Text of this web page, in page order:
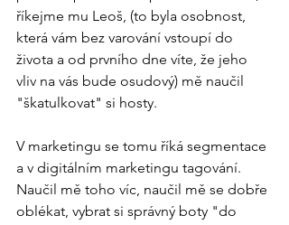
říkejme mu Leoš, (to byla osobnost,
která vám bez varování vstoupí do
života a od prvního dne víte, že jeho
vliv na vás bude osudový) mě naučil
"škatulkovat" si hosty.
V marketingu se tomu říká segmentace
a v digitálním marketingu tagování.
Naučil mě toho víc, naučil mě se dobře
oblékat, vybrat si správný boty "do